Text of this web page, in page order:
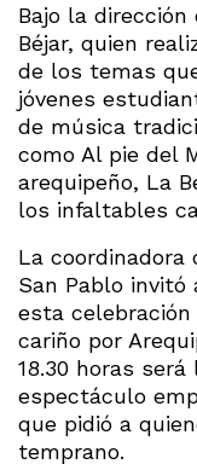
Bajo la
Béjar, quien
de los temas
jóvenes
de música
como Al pie del
arequipeño, La
los infaltables
La
San Pablo invitó
esta
cariño por
18.30 horas
espectáculo
que pidió a
temprano.